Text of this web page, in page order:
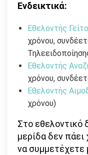
Ενδεικτικά:
Εθελοντής
χρόνου,
Εθελοντής
χρόνου,
Εθελοντής
χρόνου)
Στο εθελοντικό
μερίδα δεν πάει
να συμμετέχετε